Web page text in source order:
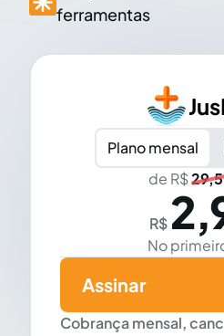
ferramentas
Plano mensal
de R$
R$
No
Cobrança mensal,
Assinar